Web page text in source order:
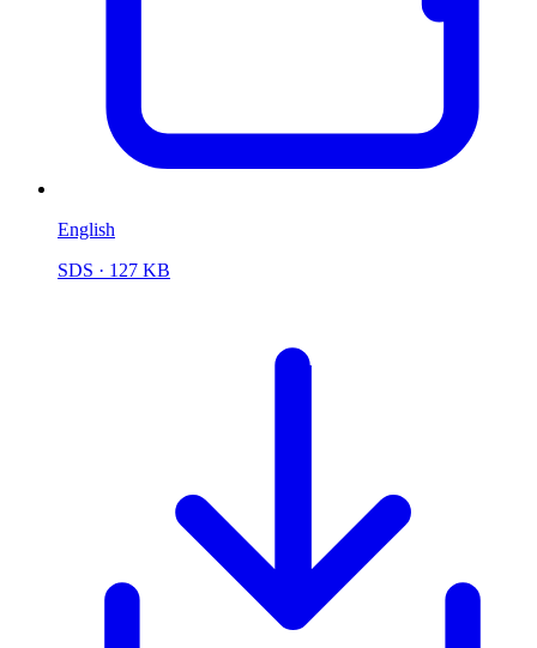
English
SDS · 127 KB